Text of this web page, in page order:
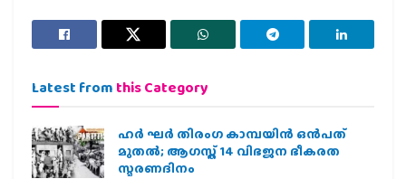
Latest from this Category
ഹര്‍ ഘര്‍ തിരംഗ കാമ്പയിന്‍ ഒന്‍പത്
മുതല്‍; ആഗസ്ത് 14 വിഭജന ഭീകരത
സ്മരണദിനം